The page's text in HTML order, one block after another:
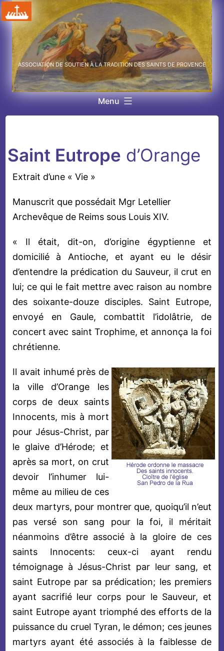
Aller
au
contenu
ASSOCIATION DE SOUTIEN À LA TRADITION DES SAINTS DE PROVENCE
Menu
Saint Eutrope d’Orange
Extrait d’une « Vie »
Manuscrit que possédait Mgr Letellier
Archevêque de Reims sous Louis XIV.
« Il était, dit-on, d’origine égyptienne et
domicilié à Antioche, et ayant eu le désir
d’entendre la prédication du Sauveur, il crut en
lui; ce qui le fait mettre avec raison au nombre
des soixante-douze disciples. Saint Eutrope,
envoyé en Gaule, combattit l’idolâtrie, de
concert avec saint Trophime, et annonça la foi
chrétienne.
Il avait inhumé près de
la ville d’Orange les
corps de deux saints
Innocents, mis à mort
pour Jésus-Christ, par
le glaive d’Hérode; et
après sa mort, on crut
devoir l’inhumer lui-
même au milieu de ces
deux martyrs, pour montrer que, quoiqu’il n’eut
pas versé son sang pour la foi, il méritait
néanmoins d’être associé à la gloire de ces
saints Innocents: ceux-ci ayant rendu
témoignage à Jésus-Christ par leur sang, et
saint Eutrope par sa prédication; les premiers
ayant sacrifié leur corps pour le Sauveur, et
saint Eutrope ayant triomphé des efforts de la
puissance du cruel Tyran, le démon; ces jeunes
martyrs ayant été associés à la faiblesse de